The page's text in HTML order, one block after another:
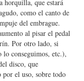
horquilla, que estará
como el canto de
del embrague.
al pisar el pedal
Por otro lado, si
conseguimos, etc.),
disco, que
por el uso, sobre todo